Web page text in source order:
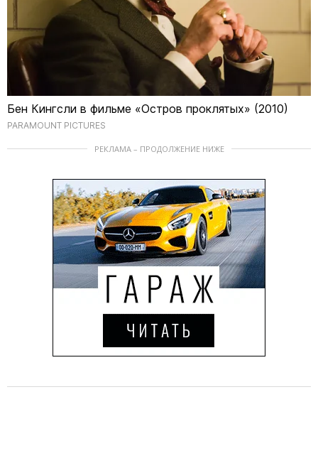
Бен Кингсли в фильме «Остров проклятых» (2010)
PARAMOUNT PICTURES
РЕКЛАМА – ПРОДОЛЖЕНИЕ НИЖЕ